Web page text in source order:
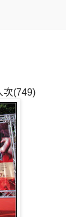
(749)